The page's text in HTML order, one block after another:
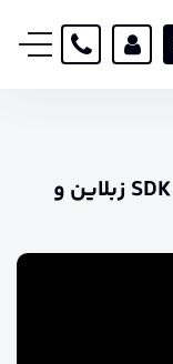
خطاهای رایج در اینتگریشن با SDK زبلاین و